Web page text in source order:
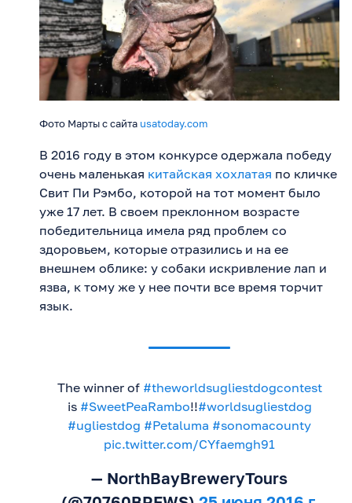
Фото Марты с сайта usatoday.com
В 2016 году в этом конкурсе одержала победу
очень маленькая китайская хохлатая по кличке
Свит Пи Рэмбо, которой на тот момент было
уже 17 лет. В своем преклонном возрасте
победительница имела ряд проблем со
здоровьем, которые отразились и на ее
внешнем облике: у собаки искривление лап и
язва, к тому же у нее почти все время торчит
язык.
The winner of #theworldsugliestdogcontest
is #SweetPeaRambo!!#worldsugliestdog
#ugliestdog #Petaluma #sonomacounty
pic.twitter.com/CYfaemgh91
— NorthBayBreweryTours